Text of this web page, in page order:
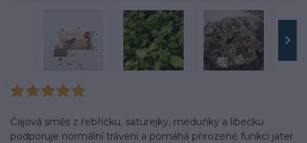
Čajová směs z řebříčku, saturejky, meduňky a libečku
podporuje normální trávení a pomáhá přirozené funkci jater